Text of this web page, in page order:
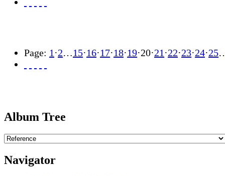
Page: 1 ·2…15·16·17·18·19·20·21 ·22·23·24·25
Album Tree
Navigator